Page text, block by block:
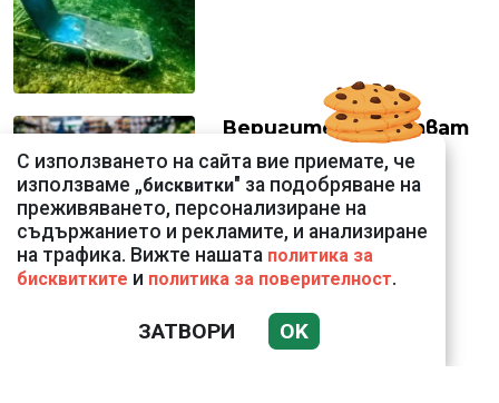
Веригите пробутват
вносни продукти за
български
Bloomberg: Иран
направи неочаквана
С използването на сайта вие приемате, че
използваме „бисквитки" за подобряване на
преживяването, персонализиране на
съдържанието и рекламите, и анализиране
на трафика. Вижте нашата политика за
бисквитките и политика за поверителност.
ЗАТВОРИ OK